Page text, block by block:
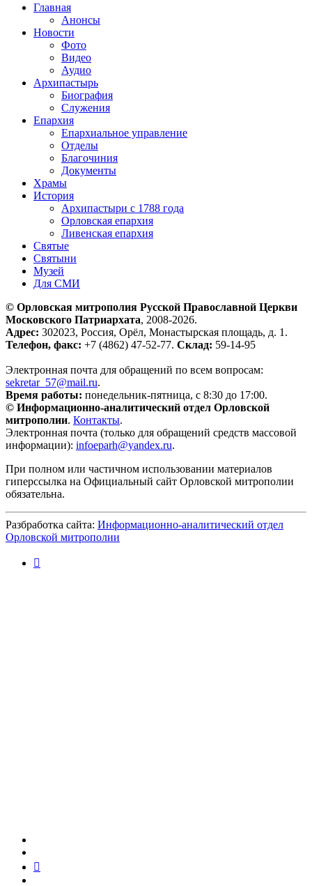
Главная
Анонсы
Новости
Фото
Видео
Аудио
Архипастырь
Биография
Служения
Епархия
Епархиальное управление
Отделы
Благочиния
Документы
Храмы
История
Архипастыри с 1788 года
Орловская епархия
Ливенская епархия
Святые
Святыни
Музей
Для СМИ
© Орловская митрополия Русской Православной Церкви
Московского Патриархата, 2008-2026.
Адрес: 302023, Россия, Орёл, Монастырская площадь, д. 1.
Телефон, факс: +7 (4862) 47-52-77. Склад: 59-14-95
Электронная почта для обращений по всем вопросам:
sekretar_57@mail.ru.
Время работы: понедельник-пятница, с 8:30 до 17:00.
© Информационно-аналитический отдел Орловской
митрополии. Контакты.
Электронная почта (только для обращений средств массовой
информации): infoeparh@yandex.ru.
При полном или частичном использовании материалов
гиперссылка на Официальный сайт Орловской митрополии
обязательна.
Разбработка сайта: Информационно-аналитический отдел
Орловской митрополии